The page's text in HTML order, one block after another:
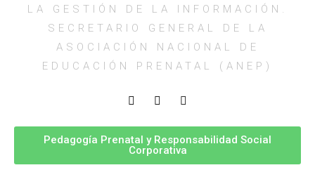
LA GESTIÓN DE LA INFORMACIÓN.
SECRETARIO GENERAL DE LA
ASOCIACIÓN NACIONAL DE
EDUCACIÓN PRENATAL (ANEP)
Pedagogía Prenatal y Responsabilidad Social
Corporativa